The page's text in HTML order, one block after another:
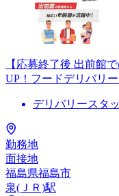
【応募終了後 出前館
UP！フードデリバリ
デリバリースタ
勤務地
面接地
福島県福島市
泉(ＪＲ)駅